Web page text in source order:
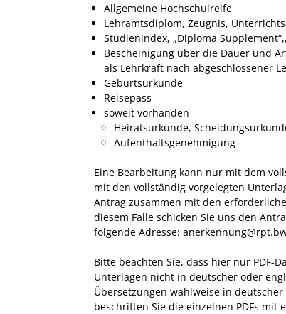
Allgemeine Hochschulreife
Lehramtsdiplom, Zeugnis,
Studienindex, „Diploma
Bescheinigung über die Dauer und
als Lehrkraft nach abgeschlossener
Geburtsurkunde
Reisepass
soweit vorhanden
Heiratsurkunde,
Aufenthaltsgenehmigung
Eine Bearbeitung kann nur mit dem
mit den vollständig vorgelegten
Antrag zusammen mit den
diesem Falle schicken Sie uns den
folgende Adresse:
Bitte beachten Sie, dass hier nur PDF-
Unterlagen nicht in deutscher oder
Übersetzungen wahlweise in
beschriften Sie die einzelnen PDFs mit